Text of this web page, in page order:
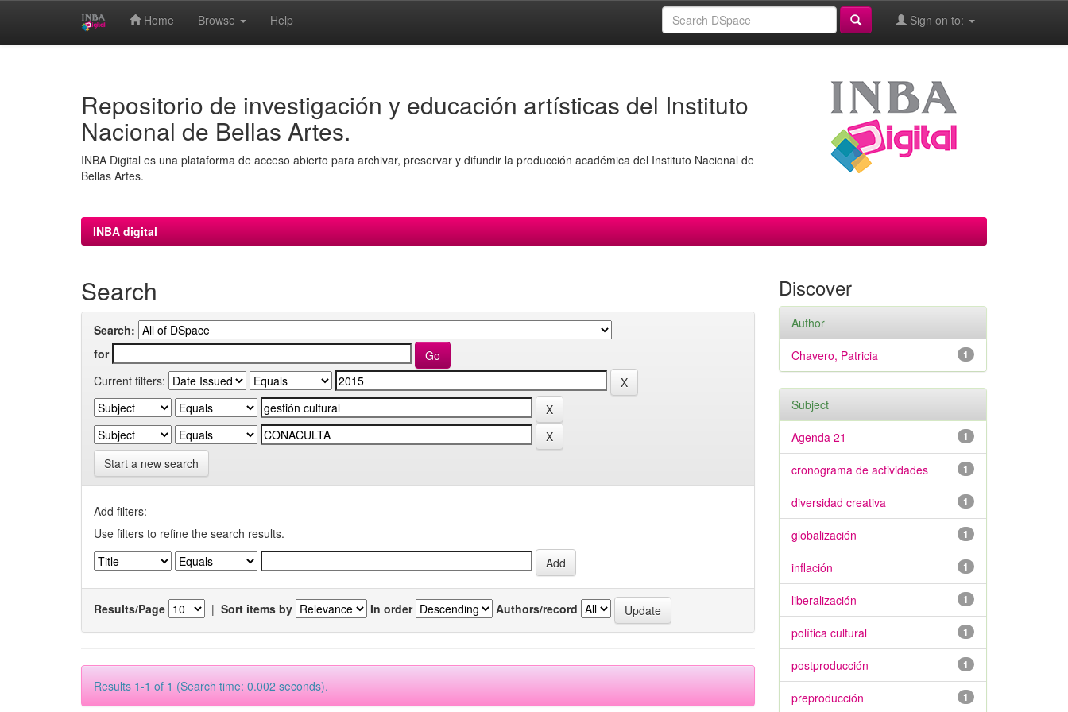
Home Browse Help Sign on to:
Repositorio de investigación y educación artísticas del Instituto
Nacional de Bellas Artes.
INBA Digital es una plataforma de acceso abierto para archivar, preservar y difundir la producción académica del Instituto Nacional de
Bellas Artes.
INBA digital
Search
Search:
for
Current filters:
Start a new search
Add filters:
Use filters to refine the search results.
Results/Page | Sort items by In order Authors/record
Results 1-1 of 1 (Search time: 0.002 seconds).
Discover
Author
1
Chavero, Patricia
Subject
1
Agenda 21
1
cronograma de actividades
1
diversidad creativa
1
globalización
1
inflación
1
liberalización
1
política cultural
1
postproducción
1
preproducción